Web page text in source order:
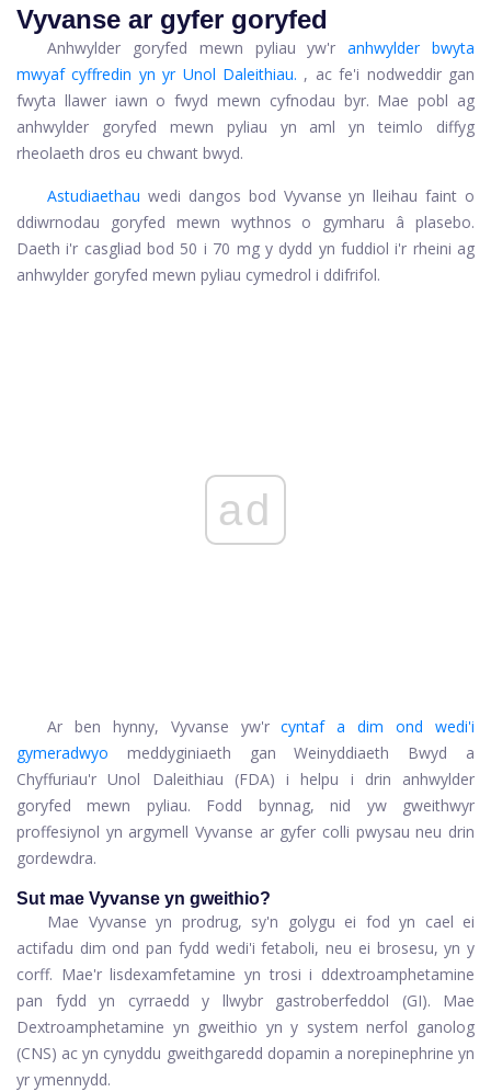
Vyvanse ar gyfer goryfed
Anhwylder goryfed mewn pyliau yw'r anhwylder bwyta
mwyaf cyffredin yn yr Unol Daleithiau. , ac fe'i nodweddir gan
fwyta llawer iawn o fwyd mewn cyfnodau byr. Mae pobl ag
anhwylder goryfed mewn pyliau yn aml yn teimlo diffyg
rheolaeth dros eu chwant bwyd.
Astudiaethau wedi dangos bod Vyvanse yn lleihau faint o
ddiwrnodau goryfed mewn wythnos o gymharu â plasebo.
Daeth i'r casgliad bod 50 i 70 mg y dydd yn fuddiol i'r rheini ag
anhwylder goryfed mewn pyliau cymedrol i ddifrifol.
ad
Ar ben hynny, Vyvanse yw'r cyntaf a dim ond wedi'i
gymeradwyo
meddyginiaeth gan Weinyddiaeth Bwyd a
Chyffuriau'r Unol Daleithiau (FDA) i helpu i drin anhwylder
goryfed mewn pyliau. Fodd bynnag, nid yw gweithwyr
proffesiynol yn argymell Vyvanse ar gyfer colli pwysau neu drin
gordewdra.
Sut mae Vyvanse yn gweithio?
Mae Vyvanse yn prodrug, sy'n golygu ei fod yn cael ei
actifadu dim ond pan fydd wedi'i fetaboli, neu ei brosesu, yn y
corff. Mae'r lisdexamfetamine yn trosi i ddextroamphetamine
pan fydd yn cyrraedd y llwybr gastroberfeddol (GI). Mae
Dextroamphetamine yn gweithio yn y system nerfol ganolog
(CNS) ac yn cynyddu gweithgaredd dopamin a norepinephrine yn
yr ymennydd.